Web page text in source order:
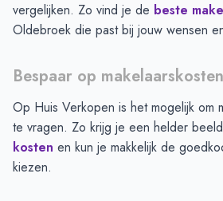
vergelijken. Zo vind je de beste
Oldebroek die past bij jouw wensen
Bespaar op makelaarskosten
Op Huis Verkopen is het mogelijk om
te vragen. Zo krijg je een helder
kosten en kun je makkelijk de
kiezen.